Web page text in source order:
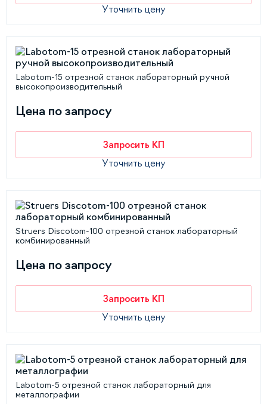
Уточнить цену
Labotom-15 отрезной станок лабораторный ручной
высокопроизводительный
Цена по запросу
Запросить КП
Уточнить цену
Struers Discotom-100 отрезной станок лабораторный
комбинированный
Цена по запросу
Запросить КП
Уточнить цену
Labotom-5 отрезной станок лабораторный для
металлографии